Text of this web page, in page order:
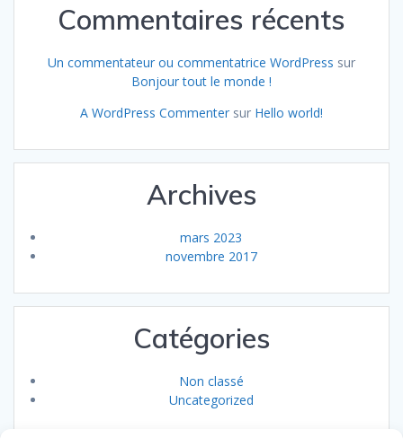
Commentaires récents
Un commentateur ou commentatrice WordPress sur
Bonjour tout le monde !
A WordPress Commenter sur Hello world!
Archives
mars 2023
novembre 2017
Catégories
Non classé
Uncategorized